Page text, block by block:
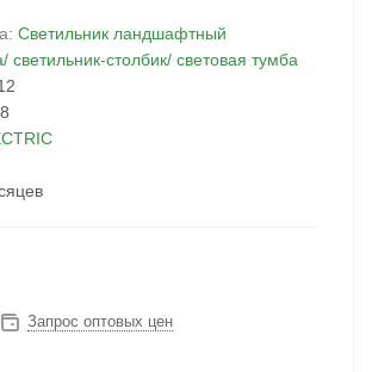
Светильник ландшафтный
светильник-столбик/ световая тумба
Запрос оптовых цен